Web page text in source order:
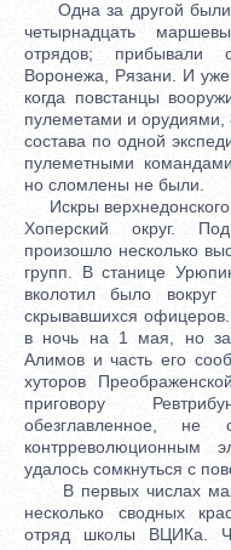
Одна за другой были
четырнадцать
отрядов; прибывали
Воронежа, Рязани. И уже
когда повстанцы
пулеметами и орудиями,
состава по одной
пулеметными
но сломлены не были.
Искры верхнедонского
Хоперский округ.
произошло несколько
групп. В станице
вколотил было
скрывавшихся
в ночь на 1 мая, но
Алимов и часть его
хуторов
приговору
обезглавленное, не
контрреволюционным
удалось сомкнуться с
В первых числах мая
несколько сводных
отряд школы ВЦИКа.